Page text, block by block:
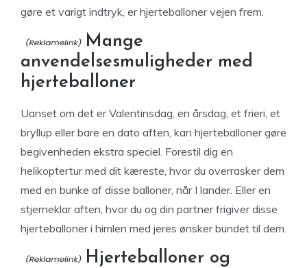
gøre et varigt indtryk, er hjerteballoner vejen frem.
Mange
anvendelsesmuligheder med
hjerteballoner
Uanset om det er Valentinsdag, en årsdag, et frieri, et
bryllup eller bare en dato aften, kan hjerteballoner gøre
begivenheden ekstra speciel. Forestil dig en
helikoptertur med dit kæreste, hvor du overrasker dem
med en bunke af disse balloner, når I lander. Eller en
stjerneklar aften, hvor du og din partner frigiver disse
hjerteballoner i himlen med jeres ønsker bundet til dem.
Hjerteballoner og